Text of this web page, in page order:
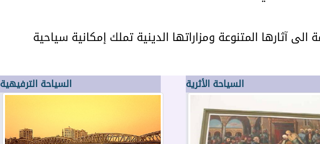
آثارها المتنوعة ومزاراتها الدينية تملك إمكانية سياحية
السياحة الترفيهية السياحة الأثرية